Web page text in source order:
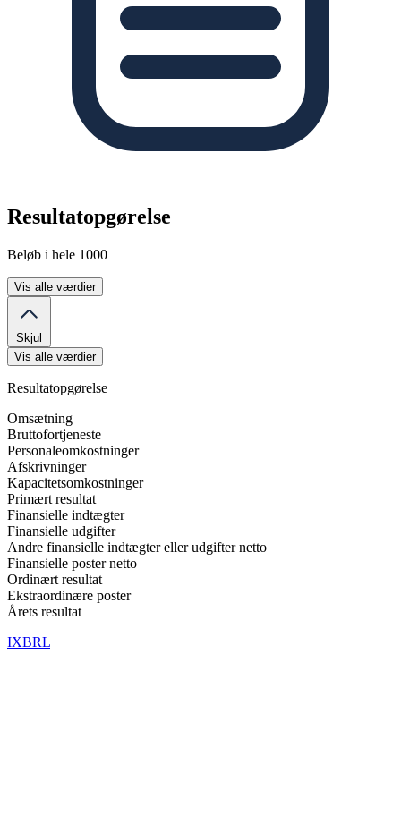
Resultatopgørelse
Beløb i hele 1000
Vis alle værdier
Skjul
Vis alle værdier
Resultatopgørelse
Omsætning
Bruttofortjeneste
Personaleomkostninger
Afskrivninger
Kapacitetsomkostninger
Primært resultat
Finansielle indtægter
Finansielle udgifter
Andre finansielle indtægter eller udgifter netto
Finansielle poster netto
Ordinært resultat
Ekstraordinære poster
Årets resultat
IXBRL